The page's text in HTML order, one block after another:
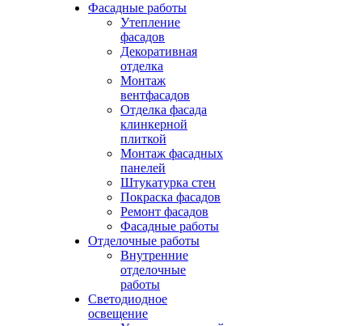
Фасадные работы
Утепление
фасадов
Декоративная
отделка
Монтаж
вентфасадов
Отделка фасада
клинкерной
плиткой
Монтаж фасадных
панелей
Штукатурка стен
Покраска фасадов
Ремонт фасадов
Фасадные работы
Отделочные работы
Внутренние
отделочные
работы
Светодиодное
освещение